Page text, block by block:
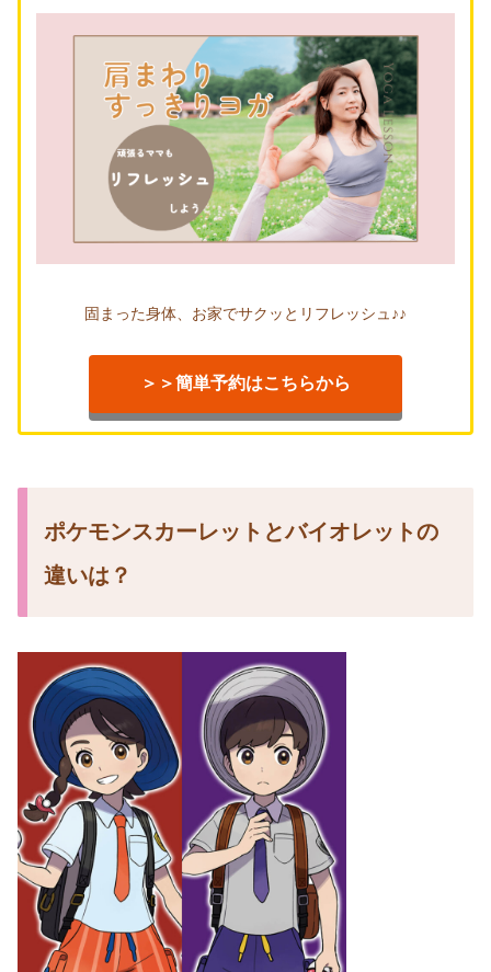
固まった身体、お家でサクッとリフレッシュ♪♪
＞＞簡単予約はこちらから
ポケモンスカーレットとバイオレットの
違いは？